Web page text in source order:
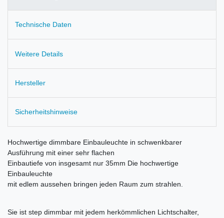
Technische Daten
Weitere Details
Hersteller
Sicherheitshinweise
Hochwertige dimmbare Einbauleuchte in schwenkbarer
Ausführung mit einer sehr flachen
Einbautiefe von insgesamt nur 35mm Die hochwertige
Einbauleuchte
mit edlem aussehen bringen jeden Raum zum strahlen.
Sie ist step dimmbar mit jedem herkömmlichen Lichtschalter,